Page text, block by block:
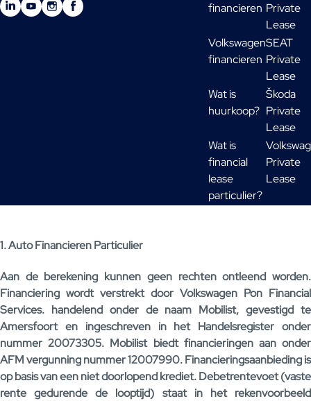
financieren
Volkswagen
financieren
Wat is
huurkoop?
Wat is
financial
lease
particulier?
Private
Lease
SEAT
Private
Lease
Škoda
Private
Lease
Private
Lease
1. Auto Financieren Particulier
Aan de berekening kunnen geen rechten ontleend worden.
Financiering wordt verstrekt door Volkswagen Pon Financial
Services. handelend onder de naam Mobilist, gevestigd te
Amersfoort en ingeschreven in het Handelsregister onder
nummer 20073305. Mobilist biedt financieringen aan onder
AFM vergunning nummer 12007990. Financieringsaanbieding is
op basis van een niet doorlopend krediet. Debetrentevoet (vaste
rente gedurende de looptijd) staat in het rekenvoorbeeld